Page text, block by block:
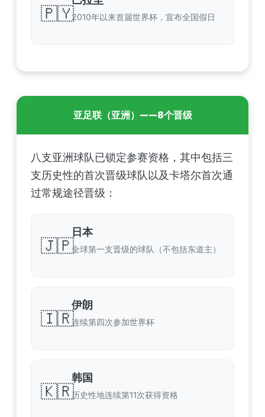
🇵🇾2010年以来首届世界杯，宣布全国假日
亚足联（亚洲）——8个晋级
八支亚洲球队已锁定参赛资格，其中包括三
支历史性的首次晋级球队以及卡塔尔首次通
过常规途径晋级：
🇯🇵
日本
全球第一支晋级的球队（不包括东道主）
🇮🇷
伊朗
连续第四次参加世界杯
🇰🇷
韩国
历史性地连续第11次获得资格